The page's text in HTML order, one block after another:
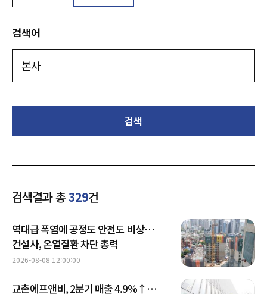
검색어
검색
검색결과 총329건
역대급 폭염에 공정도 안전도 비상…
건설사, 온열질환 차단 총력
2026-08-08 12:00:00
교촌에프앤비, 2분기 매출 4.9%↑…